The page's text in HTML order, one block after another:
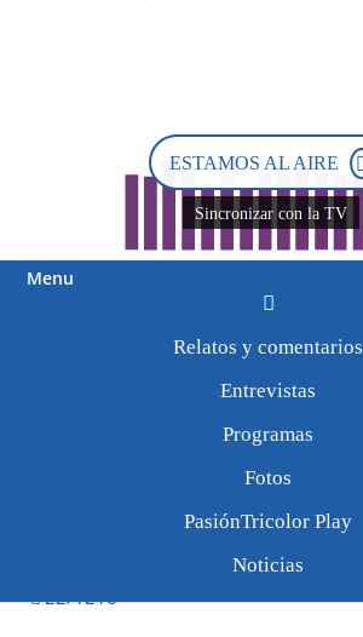
ESTAMOS AL AIRE
Sincronizar con la TV
Menu
Relatos y comentarios
Entrevistas
Programas
Fotos
PasiónTricolor Play
Noticias
Lasarte: «Creemos se
algún jugador que nos
de un salto de calidad
22/1216